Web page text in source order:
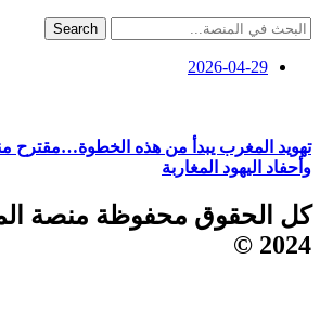
Search
2026-04-29
تهويد المغرب يبدأ من هذه الخطوة…مقترح
وأحفاد اليهود المغاربة
كل الحقوق محفوظة منصة
2024 ©